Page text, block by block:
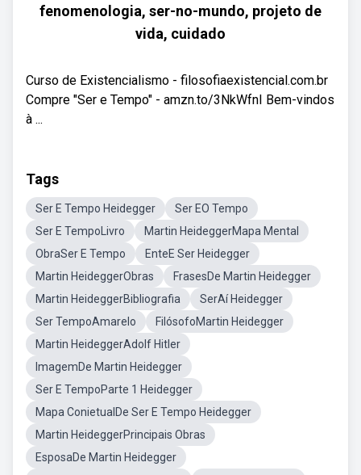
fenomenologia, ser-no-mundo, projeto de
vida, cuidado
Curso de Existencialismo - filosofiaexistencial.com.br
Compre "Ser e Tempo" - amzn.to/3NkWfnI Bem-vindos
à ...
Tags
Ser E Tempo Heidegger
Ser EO Tempo
Ser E TempoLivro
Martin HeideggerMapa Mental
ObraSer E Tempo
EnteE Ser Heidegger
Martin HeideggerObras
FrasesDe Martin Heidegger
Martin HeideggerBibliografia
SerAí Heidegger
Ser TempoAmarelo
FilósofoMartin Heidegger
Martin HeideggerAdolf Hitler
ImagemDe Martin Heidegger
Ser E TempoParte 1 Heidegger
Mapa ConietualDe Ser E Tempo Heidegger
Martin HeideggerPrincipais Obras
EsposaDe Martin Heidegger